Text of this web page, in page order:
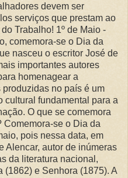
devem ser
serviços que prestam ao
Trabalho! 1º de Maio -
comemora-se o Dia da
nasceu o escritor José de
importantes autores
homenagear a
no país é um
cultural fundamental para a
O que se comemora
Comemora-se o Dia da
pois nessa data, em
Alencar, autor de inúmeras
da literatura nacional,
(1862) e Senhora (1875). A